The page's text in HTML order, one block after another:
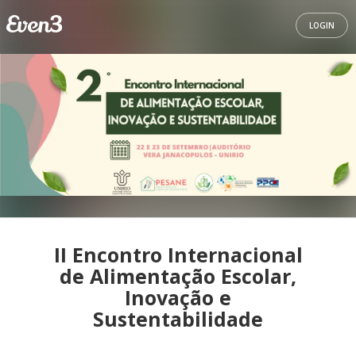
LOGIN
II Encontro Internacional
de Alimentação Escolar,
Inovação e
Sustentabilidade